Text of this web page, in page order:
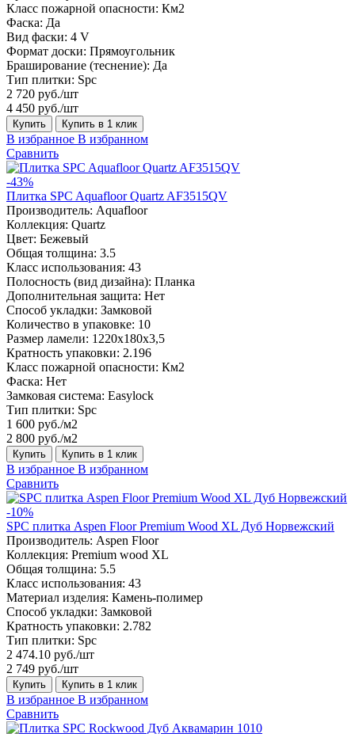
Класс пожарной опасности: Км2
Фаска: Да
Вид фаски: 4 V
Формат доски: Прямоугольник
Браширование (теснение): Да
Тип плитки: Spc
2 720 руб./шт
4 450 руб./шт
Купить Купить в 1 клик
В избранное В избранном
Сравнить
-43%
Плитка SPC Aquafloor Quartz AF3515QV
Производитель: Aquafloor
Коллекция: Quartz
Цвет: Бежевый
Общая толщина: 3.5
Класс использования: 43
Полосность (вид дизайна): Планка
Дополнительная защита: Нет
Способ укладки: Замковой
Количество в упаковке: 10
Размер ламели: 1220х180х3,5
Кратность упаковки: 2.196
Класс пожарной опасности: Км2
Фаска: Нет
Замковая система: Easylock
Тип плитки: Spc
1 600 руб./м2
2 800 руб./м2
Купить Купить в 1 клик
В избранное В избранном
Сравнить
-10%
SPC плитка Aspen Floor Premium Wood XL Дуб Норвежский
Производитель: Aspen Floor
Коллекция: Premium wood XL
Общая толщина: 5.5
Класс использования: 43
Материал изделия: Камень-полимер
Способ укладки: Замковой
Кратность упаковки: 2.782
Тип плитки: Spc
2 474.10 руб./шт
2 749 руб./шт
Купить Купить в 1 клик
В избранное В избранном
Сравнить